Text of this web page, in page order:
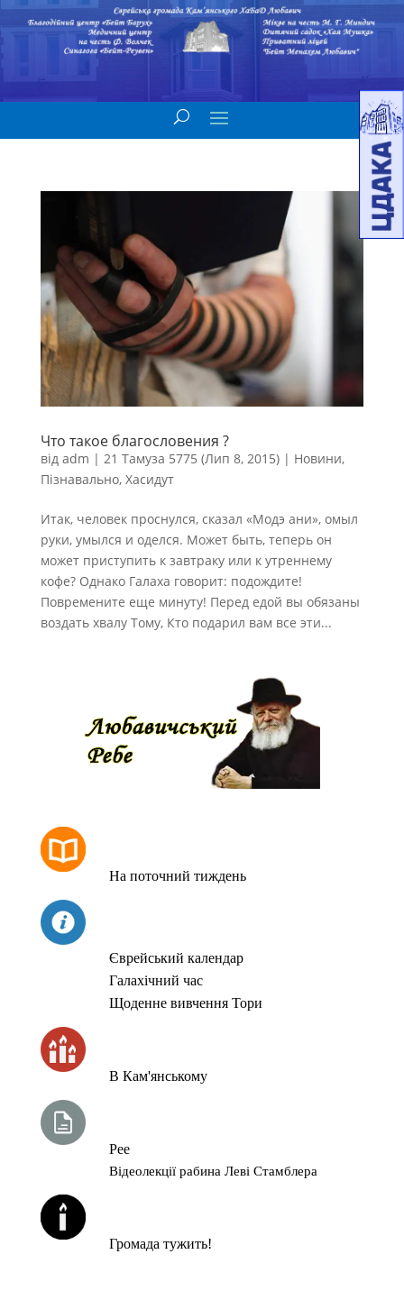
Что такое благословения ?
від adm | 21 Тамуза 5775 (Лип 8, 2015)| Новини,
Пізнавально, Хасидут
Итак, человек проснулся, сказал «Модэ ани», омыл
руки, умылся и оделся. Может быть, теперь он
может приступить к завтраку или к утреннему
кофе? Однако Галаха говорит: подождите!
Повремените еще минуту! Перед едой вы обязаны
воздать хвалу Тому, Кто подарил вам все эти...
На поточний тиждень
Єврейський календар
Галахічний час
Щоденне вивчення Тори
В Кам'янському
Рее
Відеолекції рабина Леві Стамблера
Громада тужить!